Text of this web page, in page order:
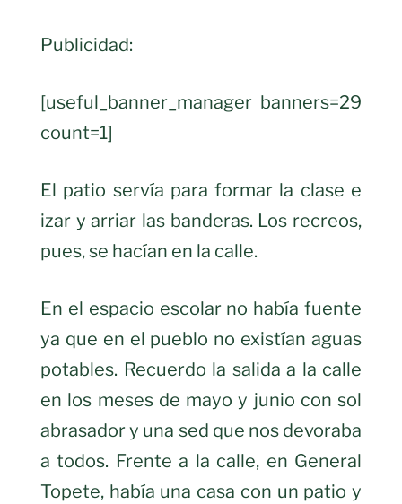
Publicidad:
[useful_banner_manager banners=29
count=1]
El patio servía para formar la clase e
izar y arriar las banderas. Los recreos,
pues, se hacían en la calle.
En el espacio escolar no había fuente
ya que en el pueblo no existían aguas
potables. Recuerdo la salida a la calle
en los meses de mayo y junio con sol
abrasador y una sed que nos devoraba
a todos. Frente a la calle, en General
Topete, había una casa con un patio y